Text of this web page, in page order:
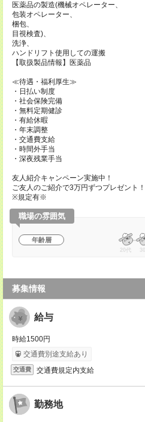
医薬品の製造(機械オペレーター、
包装オペレーター、
梱包、
目視検査)、
洗浄、
ハンドリフト使用しての運搬
【取扱製品情報】医薬品
≪待遇・福利厚生≫
・日払い制度
・社会保険完備
・無料定期健診
・有給休暇
・年末調整
・交通費支給
・時間外手当
・深夜残業手当
友人紹介キャンペーン実施中！
ご友人のご紹介で3万円ずつプレゼント！
※規定有※
職場の雰囲気
年齢層
20代 30
募集情報
給与
時給1500円
交通費別途支給あり
交通費 交通費規定内支給
勤務地